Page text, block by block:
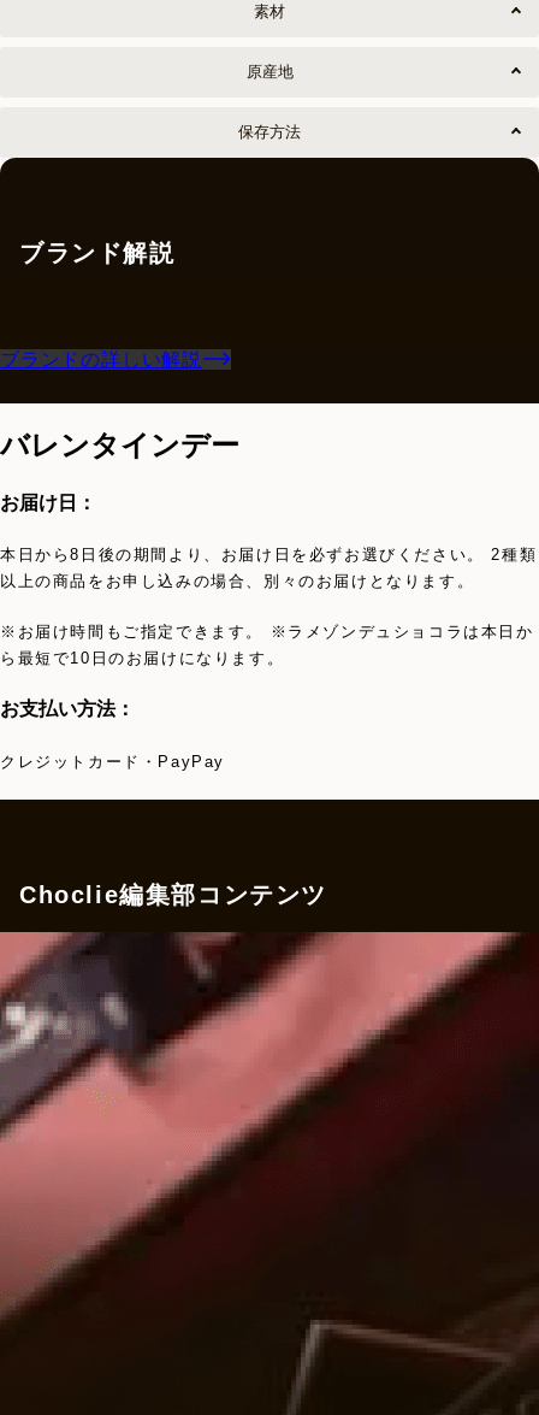
素材
原産地
保存方法
ブランド解説
ブランドの詳しい解説
バレンタインデー
お届け日：
本日から8日後の期間より、お届け日を必ずお選びください。 2種類
以上の商品をお申し込みの場合、別々のお届けとなります。
※お届け時間もご指定できます。 ※ラメゾンデュショコラは本日か
ら最短で10日のお届けになります。
お支払い方法：
クレジットカード・PayPay
Choclie編集部コンテンツ